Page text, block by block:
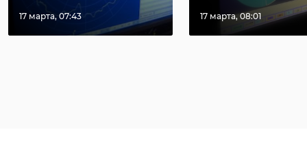
17 марта, 07:43 17 марта, 08:01